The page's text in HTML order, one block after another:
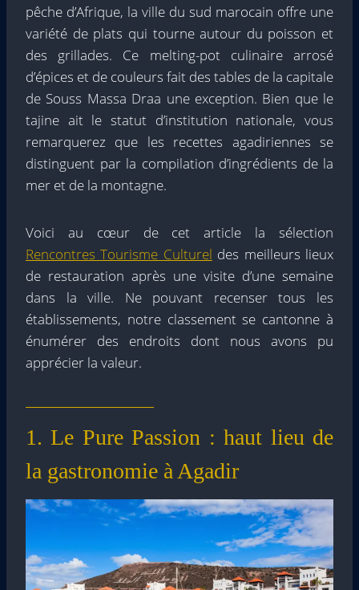
pêche d’Afrique, la ville du sud marocain offre une
variété de plats qui tourne autour du poisson et
des grillades. Ce melting-pot culinaire arrosé
d’épices et de couleurs fait des tables de la capitale
de Souss Massa Draa une exception. Bien que le
tajine ait le statut d’institution nationale, vous
remarquerez que les recettes agadiriennes se
distinguent par la compilation d’ingrédients de la
mer et de la montagne.
Voici au cœur de cet article la sélection
Rencontres Tourisme Culturel des meilleurs lieux
de restauration après une visite d’une semaine
dans la ville. Ne pouvant recenser tous les
établissements, notre classement se cantonne à
énumérer des endroits dont nous avons pu
apprécier la valeur.
1. Le Pure Passion : haut lieu de
la gastronomie à Agadir